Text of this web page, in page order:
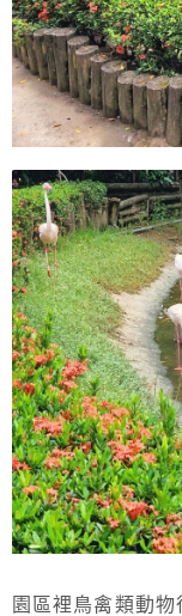
園區裡鳥禽類動